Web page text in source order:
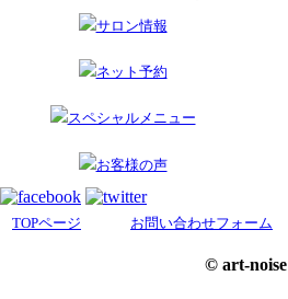
サロン情報
ネット予約
スペシャルメニュー
お客様の声
TOPページ お問い合わせフォーム
© art-noise